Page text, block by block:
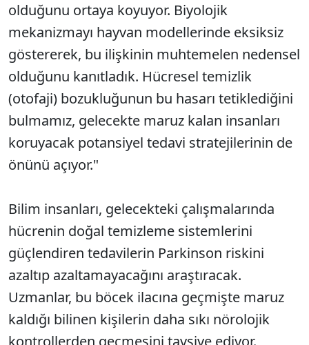
olduğunu ortaya koyuyor. Biyolojik
mekanizmayı hayvan modellerinde eksiksiz
göstererek, bu ilişkinin muhtemelen nedensel
olduğunu kanıtladık. Hücresel temizlik
(otofaji) bozukluğunun bu hasarı tetiklediğini
bulmamız, gelecekte maruz kalan insanları
koruyacak potansiyel tedavi stratejilerinin de
önünü açıyor."
Bilim insanları, gelecekteki çalışmalarında
hücrenin doğal temizleme sistemlerini
güçlendiren tedavilerin Parkinson riskini
azaltıp azaltamayacağını araştıracak.
Uzmanlar, bu böcek ilacına geçmişte maruz
kaldığı bilinen kişilerin daha sıkı nörolojik